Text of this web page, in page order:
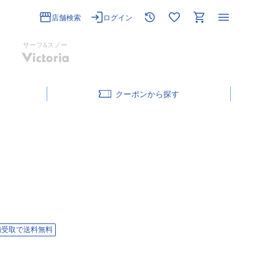
店舗検索 ログイン
サーフ&スノー
クーポン
受取で送料無料